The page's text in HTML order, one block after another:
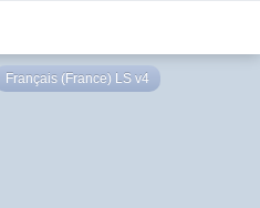
Français (France) LS v4